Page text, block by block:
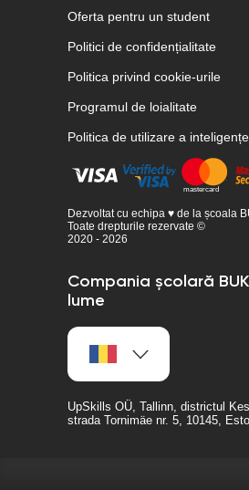
Oferta pentru un student
Politici de confidențialitate
Politica privind cookie-urile
Programul de loialitate
Politica de utilizare a
Dezvoltat cu echipa ♥ de la școala
Toate drepturile rezervate ©
2020 - 2026
Compania școlară
lume
UpSkills OÜ, Tallinn, districtul
strada Tornimäe nr. 5, 10145,